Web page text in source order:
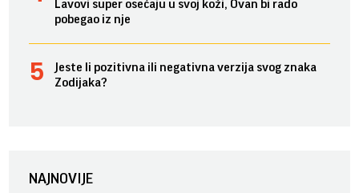
Lavovi super osećaju u svoj koži, Ovan bi rado
pobegao iz nje
Jeste li pozitivna ili negativna verzija svog znaka
Zodijaka?
NAJNOVIJE